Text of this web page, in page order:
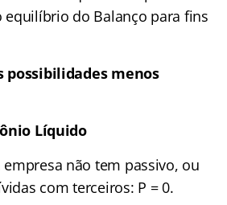
equilíbrio do Balanço para fins
possibilidades menos
Líquido
não tem passivo, ou
com terceiros: P = 0.